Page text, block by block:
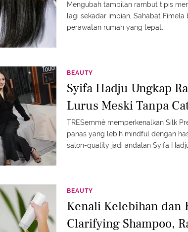
Mengubah tampilan rambut tipis
lagi sekadar impian, Sahabat
perawatan rumah yang tepat.
BEAUTY
Syifa Hadju Ungkap
Lurus Meski Tanpa
TRESemmé memperkenalkan Silk
panas yang lebih mindful dengan
salon-quality jadi andalan Syifa
BEAUTY
Kenali Kelebihan dan
Clarifying Shampoo,